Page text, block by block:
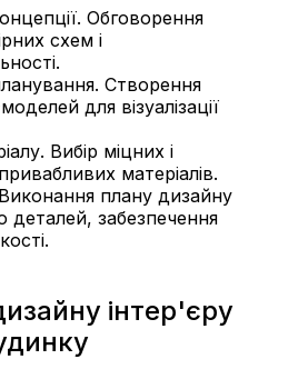
Обговорення
схем і
Створення
моделей для візуалізації
Вибір міцних і
матеріалів.
Виконання плану дизайну
деталей, забезпечення
інтер'єру